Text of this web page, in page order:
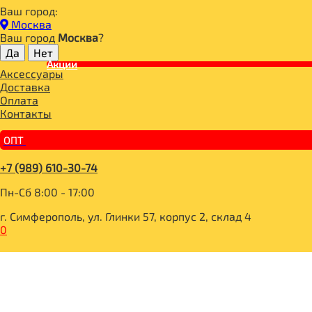
Ваш город:
Москва
Ваш город Москва?
Акции
Аксессуары
Доставка
Оплата
Контакты
ОПТ
+7 (989) 610-30-74
Пн-Сб 8:00 - 17:00
г. Симферополь, ул. Глинки 57, корпус 2, склад 4
0
Главная
ДЛЯ ЗДОРОВОГО ПИТАНИЯ
ГОТОВЫЕ БЛЮДА
ТОФУ
Эко Крым, Детка! Соевый паштет Тофу По-Гречески